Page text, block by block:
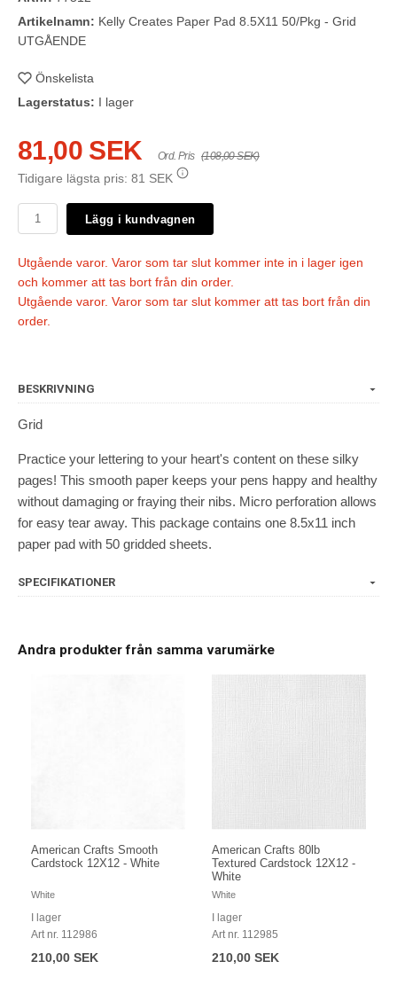
Artikelnamn: Kelly Creates Paper Pad 8.5X11 50/Pkg - Grid
UTGÅENDE
Önskelista
Lagerstatus: I lager
81,00 SEK Ord. Pris (108,00 SEK)
Tidigare lägsta pris: 81 SEK
Lägg i kundvagnen
Utgående varor. Varor som tar slut kommer inte in i lager igen
och kommer att tas bort från din order.
Utgående varor. Varor som tar slut kommer att tas bort från din
order.
BESKRIVNING
Grid
Practice your lettering to your heart's content on these silky
pages! This smooth paper keeps your pens happy and healthy
without damaging or fraying their nibs. Micro perforation allows
for easy tear away. This package contains one 8.5x11 inch
paper pad with 50 gridded sheets.
SPECIFIKATIONER
Andra produkter från samma varumärke
American Crafts Smooth
Cardstock 12X12 - White
White
I lager
Art nr. 112986
210,00 SEK
American Crafts 80lb
Textured Cardstock 12X12 -
White
White
I lager
Art nr. 112985
210,00 SEK